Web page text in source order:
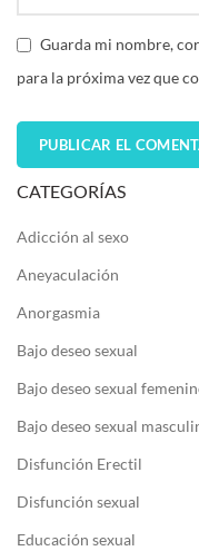
Guarda mi nombre,
para la próxima vez que
CATEGORÍAS
Adicción al sexo
Aneyaculación
Anorgasmia
Bajo deseo sexual
Bajo deseo sexual
Bajo deseo sexual
Disfunción Erectil
Disfunción sexual
Educación sexual